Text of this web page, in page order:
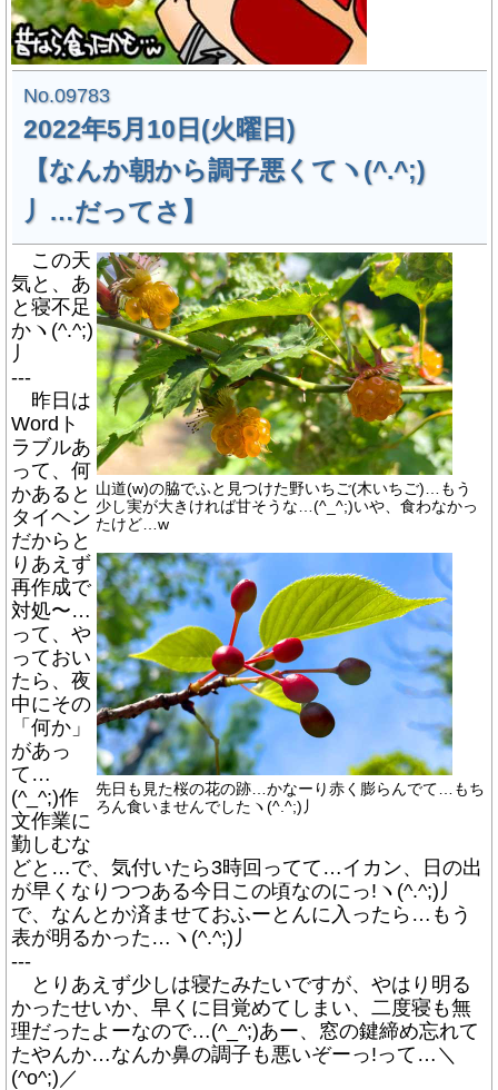
No.09783
2022年5月10日(火曜日)
【なんか朝から調子悪くてヽ(^.^;)
丿…だってさ】
山道(w)の脇でふと見つけた野いちご(木いちご)…もう
少し実が大きければ甘そうな…(^_^;)いや、食わなかっ
たけど…w
先日も見た桜の花の跡…かなーり赤く膨らんでて…もち
ろん食いませんでしたヽ(^.^;)丿
この天
気と、あ
と寝不足
かヽ(^.^;)
丿
---
昨日は
Wordト
ラブルあ
って、何
かあると
タイヘン
だからと
りあえず
再作成で
対処〜…
って、や
っておい
たら、夜
中にその
「何か」
があっ
て…
(^_^;)作
文作業に
勤しむな
どと…で、気付いたら3時回ってて…イカン、日の出
が早くなりつつある今日この頃なのにっ!ヽ(^.^;)丿
で、なんとか済ませておふーとんに入ったら…もう
表が明るかった…ヽ(^.^;)丿
---
とりあえず少しは寝たみたいですが、やはり明る
かったせいか、早くに目覚めてしまい、二度寝も無
理だったよーなので…(^_^;)あー、窓の鍵締め忘れて
たやんか…なんか鼻の調子も悪いぞーっ!って…＼
(^o^;)／